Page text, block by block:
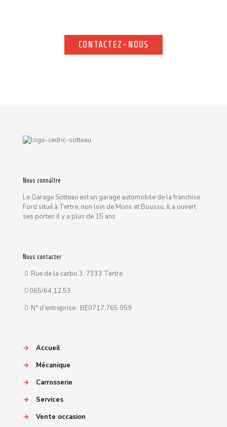
CONTACTEZ-NOUS
CONTACTEZ-NOUS
Nous connaître
Le Garage Sotteau est un garage automobile de la franchise
Ford situé à Tertre, non loin de Mons et Boussu. Il a ouvert
ses portes il y a plus de 15 ans
Nous contacter
Rue de la carbo 3, 7333 Tertre
065/64.12.53
N° d’entreprise : BE0717.765.059
→
Accueil
→
Mécanique
→
Carrosserie
→
Services
→
Vente occasion